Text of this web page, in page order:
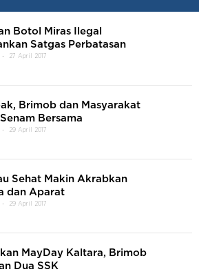
Botol Miras Ilegal
Satgas Perbatasan
27 April 2017
Brimob dan Masyarakat
Bersama
29 April 2017
Sehat Makin Akrabkan
dan Aparat
29 April 2017
MayDay Kaltara, Brimob
Dua SSK